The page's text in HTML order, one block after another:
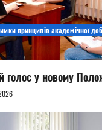
принципів академічної
голос у новому